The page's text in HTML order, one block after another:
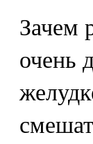
Зачем
очень